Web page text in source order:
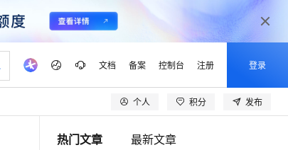
文档 备案 控制台 注册 登录
个人 积分 发布
热门文章 最新文章
产品动态
AI 活动
一站式生成采购清单，支持单品或批量购买
阿里云 OPC 创新助力计划
专业服务
服务伙伴合作计划
开发者社区
加入我们